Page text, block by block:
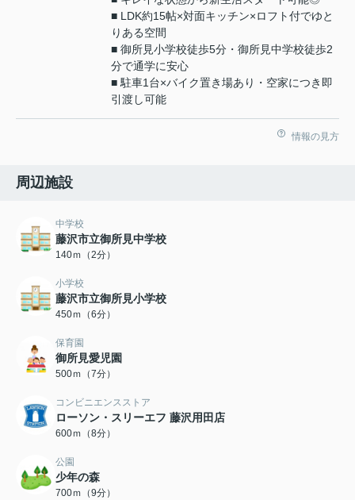
■ LDK約15帖×対面キッチン×ロフト付でゆと
りある空間
■ 御所見小学校徒歩5分・御所見中学校徒歩2
分で通学に安心
■ 駐車1台×バイク置き場あり・空家につき即
引渡し可能
情報の見方
周辺施設
中学校
藤沢市立御所見中学校
140ｍ（2分）
小学校
藤沢市立御所見小学校
450ｍ（6分）
保育園
御所見愛児園
500ｍ（7分）
コンビニエンスストア
ローソン・スリーエフ 藤沢用田店
600ｍ（8分）
公園
少年の森
700ｍ（9分）